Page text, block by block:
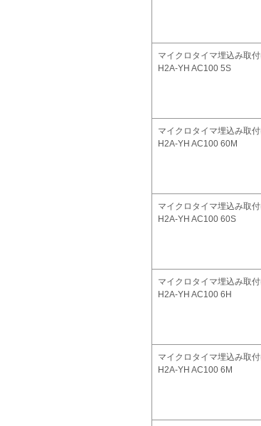
マイクロタイマ埋込み取
H2A-YH AC100 5S
マイクロタイマ埋込み取
H2A-YH AC100 60M
マイクロタイマ埋込み取
H2A-YH AC100 60S
マイクロタイマ埋込み取
H2A-YH AC100 6H
マイクロタイマ埋込み取
H2A-YH AC100 6M